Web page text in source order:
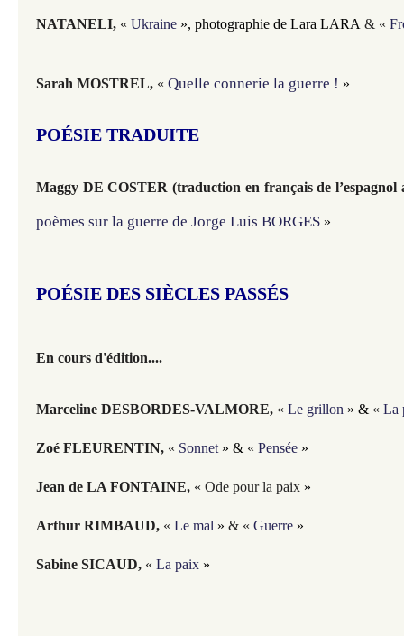
NATANELI, « Ukraine », photographie de Lara LARA & «
Sarah MOSTREL, « Quelle connerie la guerre ! »
POÉSIE TRADUITE
Maggy DE COSTER(traduction en français de
poèmes sur la guerre de Jorge Luis BORGES »
POÉSIE DES SIÈCLES PASSÉS
En cours d'édition....
Marceline DESBORDES-VALMORE, « Le grillon » & « La
Zoé FLEURENTIN, « Sonnet » & « Pensée »
Jean de LA FONTAINE, « Ode pour la paix »
Arthur RIMBAUD, « Le mal » & « Guerre »
Sabine SICAUD, « La paix »